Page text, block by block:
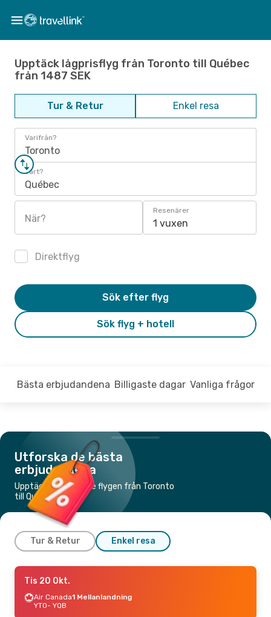
Upptäck lågprisflyg från Toronto till Québec
från 1487 SEK
Tur & Retur Enkel resa
Varifrån?
Toronto
Vart?
Québec
När?
Resenärer
1 vuxen
Direktflyg
Sök flyg + hotell
Sök efter flyg
Bästa erbjudandena Billigaste dagar Vanliga frågor
Utforska de bästa
erbjudandena
Upptäck de billigaste flygen från Toronto
till Québec
Tur & Retur Enkel resa
Sön 27 Sep.
Porter AirlinesDirekt
YTO- YQB
Tis 20 Okt.
Air Canada1 Mellanlandning
YTO- YQB